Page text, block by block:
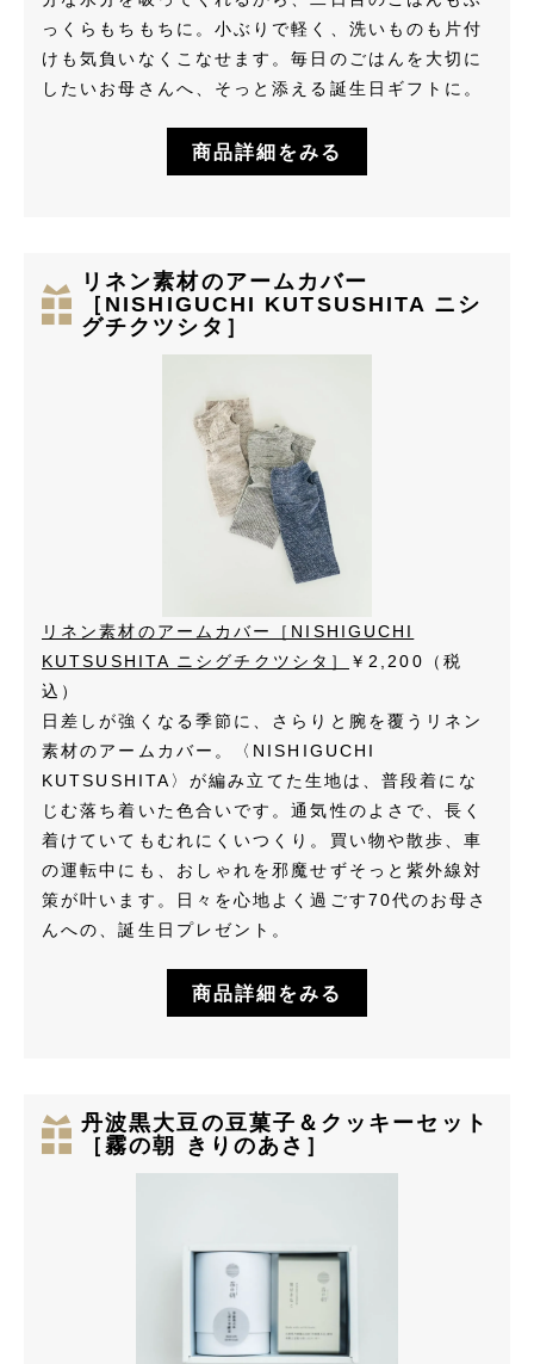
っくらもちもちに。小ぶりで軽く、洗いものも片付
けも気負いなくこなせます。毎日のごはんを大切に
したいお母さんへ、そっと添える誕生日ギフトに。
商品詳細をみる
リネン素材のアームカバー
［NISHIGUCHI KUTSUSHITA ニシ
グチクツシタ］
リネン素材のアームカバー［NISHIGUCHI
KUTSUSHITA ニシグチクツシタ］
￥2,200（税
込）
日差しが強くなる季節に、さらりと腕を覆うリネン
素材のアームカバー。〈NISHIGUCHI
KUTSUSHITA〉が編み立てた生地は、普段着にな
じむ落ち着いた色合いです。通気性のよさで、長く
着けていてもむれにくいつくり。買い物や散歩、車
の運転中にも、おしゃれを邪魔せずそっと紫外線対
策が叶います。日々を心地よく過ごす70代のお母さ
んへの、誕生日プレゼント。
商品詳細をみる
丹波黒大豆の豆菓子＆クッキーセット
［霧の朝 きりのあさ］